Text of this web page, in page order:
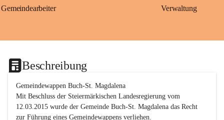
Gemeindearbeiter Verwaltung
Beschreibung
Gemeindewappen Buch-St. Magdalena
Mit Beschluss der Steiermärkischen Landesregierung vom
12.03.2015 wurde der Gemeinde Buch-St. Magdalena das Recht
zur Führung eines Gemeindewappens verliehen.